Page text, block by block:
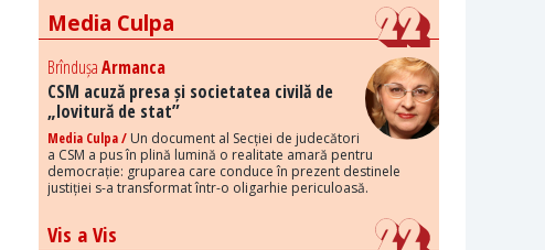
Media Culpa
BrîndușaArmanca
CSM acuză presa și societatea civilă de
„lovitură de stat”
Media Culpa / Un document al Secției de judecători
a CSM a pus în plină lumină o realitate amară pentru
democrație: gruparea care conduce în prezent destinele
justiției s-a transformat într-o oligarhie periculoasă.
Vis a Vis